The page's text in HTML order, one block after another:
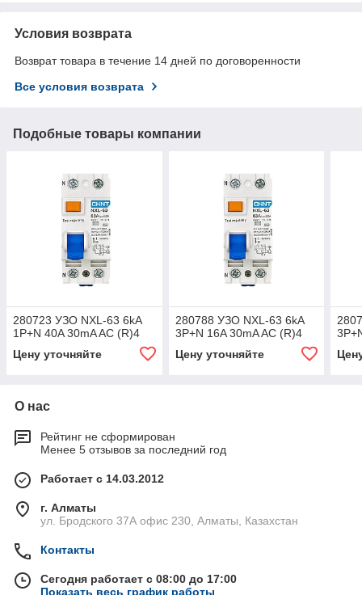
Условия возврата
Возврат товара в течение 14 дней по договоренности
Все условия возврата
Подобные товары компании
280723 УЗО NXL-63 6kA
1P+N 40A 30mA AC (R)4
Цену уточняйте
280788 УЗО NXL-63 6kA
3P+N 16A 30mA AC (R)4
Цену уточняйте
О нас
Рейтинг не сформирован
Менее 5 отзывов за последний год
Работает с 14.03.2012
г. Алматы
ул. Бродского 37А офис 230, Алматы, Казахстан
Контакты
Сегодня работает с 08:00 до 17:00
Показать весь график работы